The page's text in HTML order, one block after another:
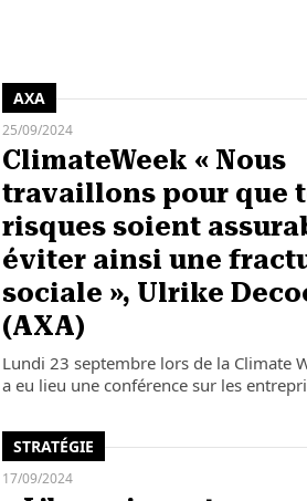
AXA
25/09/2024
ClimateWeek « Nous
travaillons pour que
risques soient
éviter ainsi une
sociale », Ulrike
(AXA)
Lundi 23 septembre lors de la Climate
a eu lieu une conférence sur les
STRATÉGIE
17/09/2024